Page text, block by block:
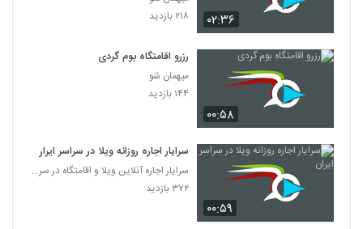
۰۲:۳۶
۲۱۸ بازدید
۰۰:۵۸
رزرو اقامتگاه بوم گردی
میهمان شو
۱۴۴ بازدید
۰۰:۵۹
سرایار اجاره روزانه ویلا در سراسر ایران
سرایار اجاره آنلاین ویلا و اقامتگاه در سراسر ایران
۳۷۲ بازدید